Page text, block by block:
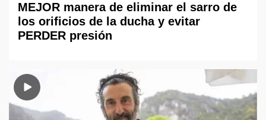
MEJOR manera de eliminar el sarro de
los orificios de la ducha y evitar
PERDER presión